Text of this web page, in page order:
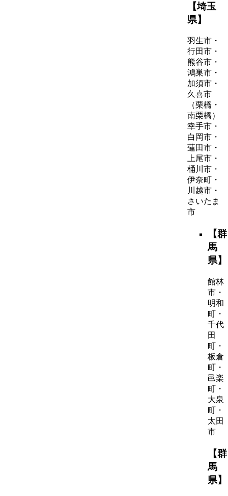
【埼玉
県】
羽生市・
行田市・
熊谷市・
鴻巣市・
加須市・
久喜市
（栗橋・
南栗橋）
幸手市・
白岡市・
蓮田市・
上尾市・
桶川市・
伊奈町・
川越市・
さいたま
市
【群
馬
県】
館林
市・
明和
町・
千代
田
町・
板倉
町・
邑楽
町・
大泉
町・
太田
市
【群
馬
県】